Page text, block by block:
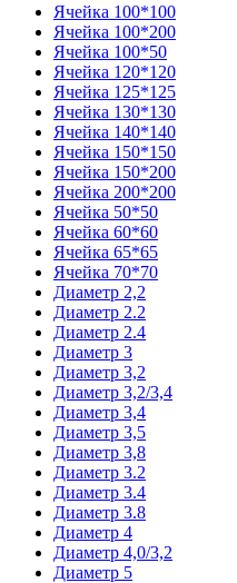
Ячейка 100*100
Ячейка 100*200
Ячейка 100*50
Ячейка 120*120
Ячейка 125*125
Ячейка 130*130
Ячейка 140*140
Ячейка 150*150
Ячейка 150*200
Ячейка 200*200
Ячейка 50*50
Ячейка 60*60
Ячейка 65*65
Ячейка 70*70
Диаметр 2,2
Диаметр 2.2
Диаметр 2.4
Диаметр 3
Диаметр 3,2
Диаметр 3,2/3,4
Диаметр 3,4
Диаметр 3,5
Диаметр 3,8
Диаметр 3.2
Диаметр 3.4
Диаметр 3.8
Диаметр 4
Диаметр 4,0/3,2
Диаметр 5